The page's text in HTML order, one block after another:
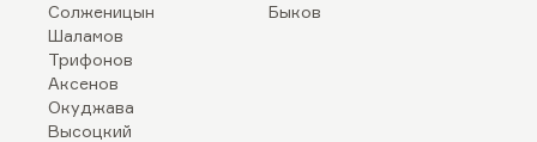
Солженицын
Шаламов
Трифонов
Аксенов
Окуджава
Высоцкий
Быков